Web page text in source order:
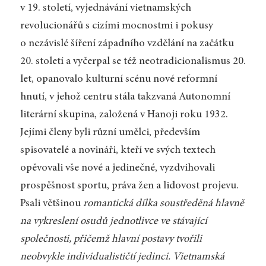
v 19. století, vyjednávání vietnamských
revolucionářů s cizími mocnostmi i pokusy
o nezávislé šíření západního vzdělání na začátku
20. století a vyčerpal se též neotradicionalismus 20.
let, opanovalo kulturní scénu nové reformní
hnutí, v jehož centru stála takzvaná Autonomní
literární skupina, založená v Hanoji roku 1932.
Jejími členy byli různí umělci, především
spisovatelé a novináři, kteří ve svých textech
opěvovali vše nové a jedinečné, vyzdvihovali
prospěšnost sportu, práva žen a lidovost projevu.
Psali většinou romantická dílka soustředěná hlavně
na vykreslení osudů jednotlivce ve stávající
společnosti, přičemž hlavní postavy tvořili
neobvykle individualističtí jedinci. Vietnamská